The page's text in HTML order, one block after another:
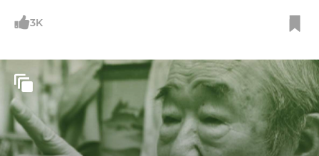
스북3K